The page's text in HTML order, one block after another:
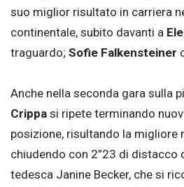
suo miglior risultato in carriera
continentale, subito davanti a
traguardo; Sofie Falkensteiner
Anche nella seconda gara sulla
Crippa si ripete terminando
posizione, risultando la migliore
chiudendo con 2”23 di distacco
tedesca Janine Becker, che si